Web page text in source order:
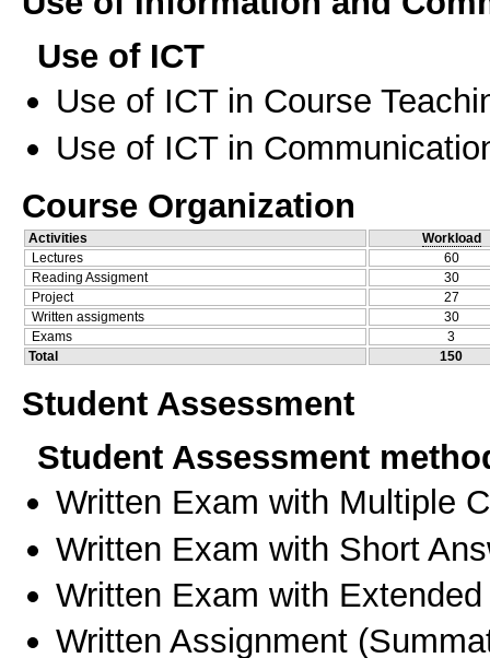
Use of ICT
Use of ICT in Course
Use of ICT in
Course Organization
Activities
Workload
Lectures
60
Reading Assigment
30
Project
27
Written assigments
30
Exams
3
Total
150
Student Assessment
Student Assessment
Written Exam with Multiple
Written Exam with Short
Written Exam with
Written Assignment (